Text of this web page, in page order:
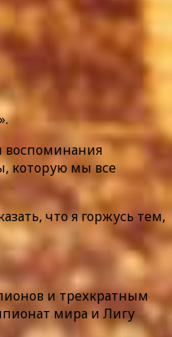
воспоминания
которую мы все
что я горжусь тем,
и трехкратным
мира и Лигу